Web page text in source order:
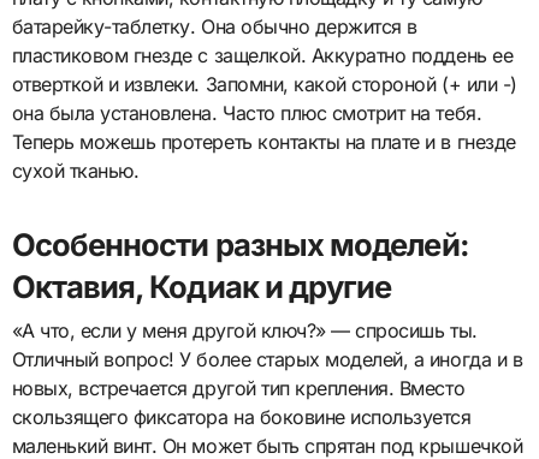
батарейку-таблетку. Она обычно держится в
пластиковом гнезде с защелкой. Аккуратно поддень ее
отверткой и извлеки. Запомни, какой стороной (+ или -)
она была установлена. Часто плюс смотрит на тебя.
Теперь можешь протереть контакты на плате и в гнезде
сухой тканью.
Особенности разных моделей:
Октавия, Кодиак и другие
«А что, если у меня другой ключ?» — спросишь ты.
Отличный вопрос! У более старых моделей, а иногда и в
новых, встречается другой тип крепления. Вместо
скользящего фиксатора на боковине используется
маленький винт. Он может быть спрятан под крышечкой